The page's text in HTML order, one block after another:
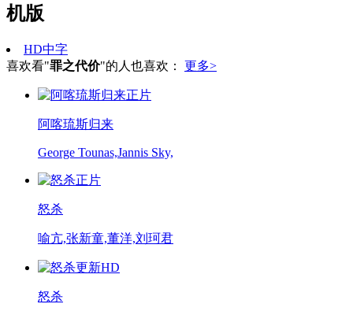
机版
HD中字
喜欢看"罪之代价"的人也喜欢： 更多>
正片
阿喀琉斯归来
George Tounas,Jannis Sky,
正片
怒杀
喻亢,张新童,董洋,刘珂君
更新HD
怒杀